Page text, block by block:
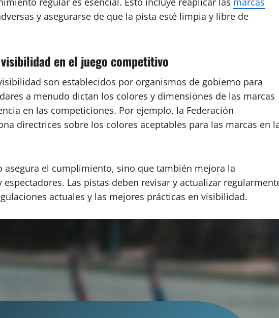
y asegurarse de que la pista esté limpia y libre de
en el juego competitivo
son establecidos por organismos de gobierno para
a menudo dictan los colores y dimensiones de las marcas
en las competiciones. Por ejemplo, la Federación
directrices sobre los colores aceptables para las marcas en
asegura el cumplimiento, sino que también mejora la
Las pistas deben revisar y actualizar
actuales y las mejores prácticas en visibilidad.